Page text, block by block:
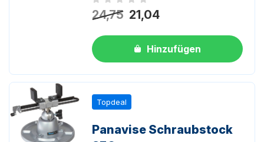
Noch keine Bewertungen
24,75 21,04
Hinzufügen
Topdeal
Panavise Schraubstock